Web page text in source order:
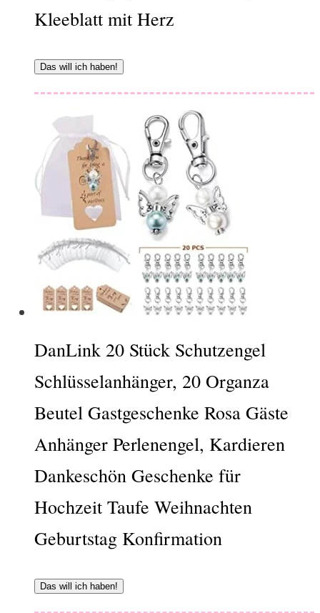
Kleeblatt mit Herz
Das will ich haben!
DanLink 20 Stück Schutzengel
Schlüsselanhänger, 20 Organza
Beutel Gastgeschenke Rosa Gäste
Anhänger Perlenengel, Kardieren
Dankeschön Geschenke für
Hochzeit Taufe Weihnachten
Geburtstag Konfirmation
Das will ich haben!